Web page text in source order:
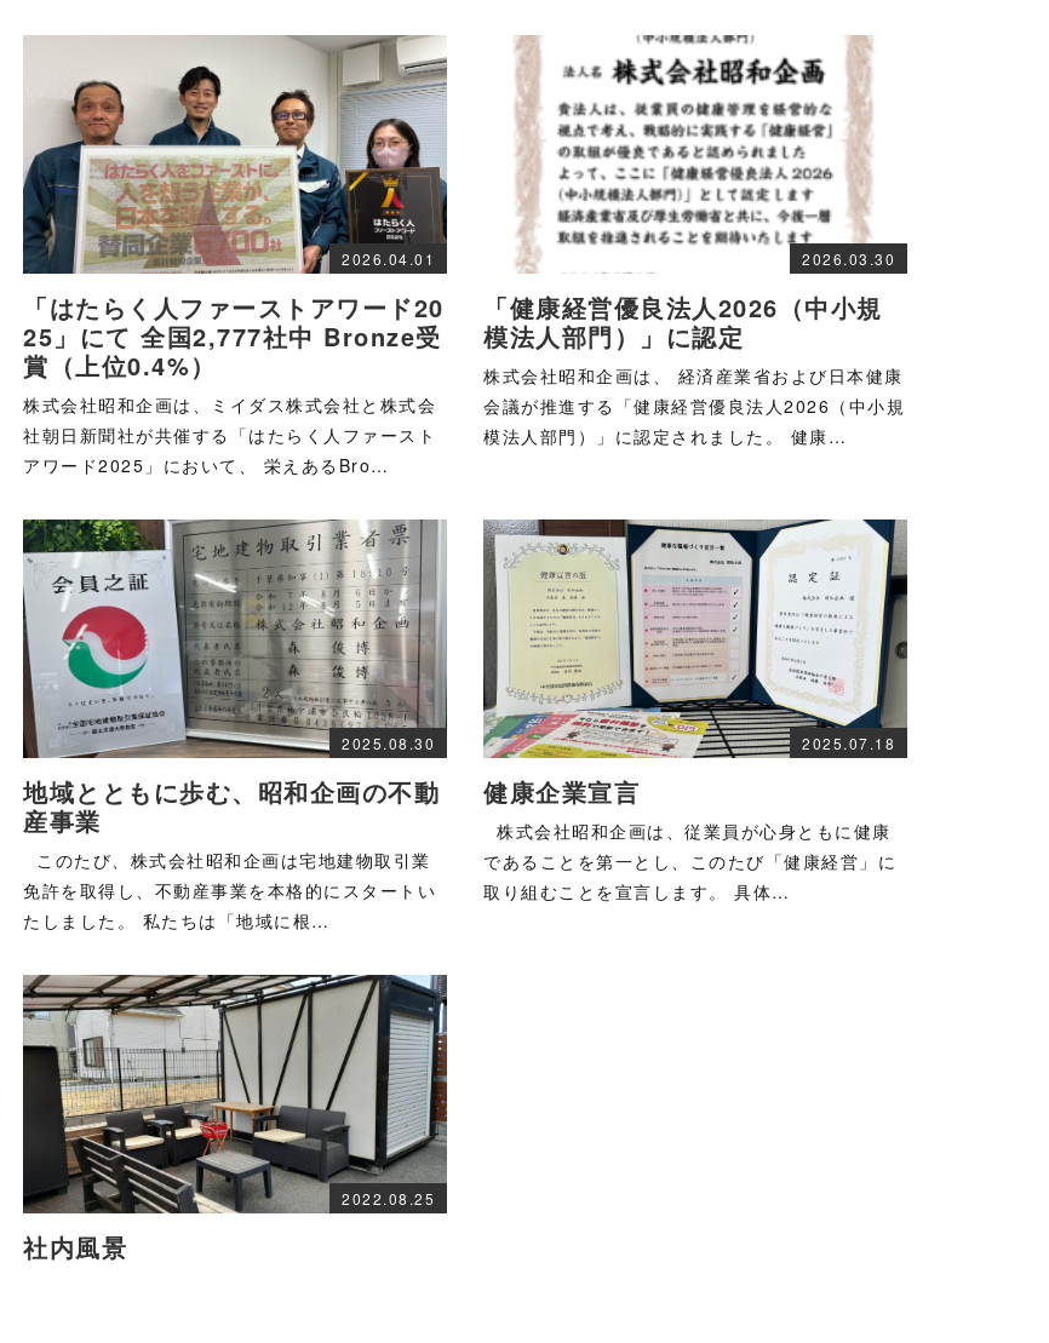
2026.04.01
「はたらく人ファーストアワード20
25」にて 全国2,777社中 Bronze受
賞（上位0.4%）
株式会社昭和企画は、ミイダス株式会社と株式会
社朝日新聞社が共催する「はたらく人ファースト
アワード2025」において、 栄えあるBro…
2026.03.30
「健康経営優良法人2026（中小規
模法人部門）」に認定
株式会社昭和企画は、 経済産業省および日本健康
会議が推進する「健康経営優良法人2026（中小規
模法人部門）」に認定されました。 健康…
2025.08.30
地域とともに歩む、昭和企画の不動
産事業
このたび、株式会社昭和企画は宅地建物取引業
免許を取得し、不動産事業を本格的にスタートい
たしました。 私たちは「地域に根…
2025.07.18
健康企業宣言
株式会社昭和企画は、従業員が心身ともに健康
であることを第一とし、このたび「健康経営」に
取り組むことを宣言します。 具体…
2022.08.25
社内風景